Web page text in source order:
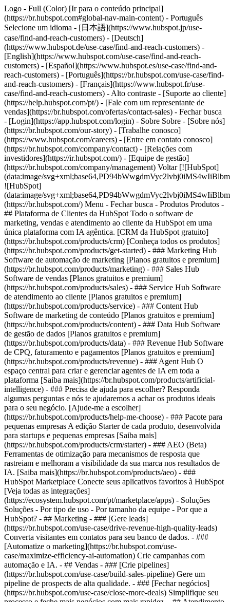
Logo - Full (Color) [Ir para o conteúdo principal]
(https://br.hubspot.com#global-nav-main-content) - Português
Selecione um idioma - [日本語](https://www.hubspot.jp/use-
case/find-and-reach-customers) - [Deutsch]
(https://www.hubspot.de/use-case/find-and-reach-customers) -
[English](https://www.hubspot.com/use-case/find-and-reach-
customers) - [Español](https://www.hubspot.es/use-case/find-and-
reach-customers) - [Português](https://br.hubspot.com/use-case/find-
and-reach-customers) - [Français](https://www.hubspot.fr/use-
case/find-and-reach-customers) - Alto contraste - [Suporte ao cliente]
(https://help.hubspot.com/pt/) - [Fale com um representante de
vendas](https://br.hubspot.com/ofertas/contact-sales) - Fechar busca
- [Login](https://app.hubspot.com/login) - Sobre Sobre - [Sobre nós]
(https://br.hubspot.com/our-story) - [Trabalhe conosco]
(https://www.hubspot.com/careers) - [Entre em contato conosco]
(https://br.hubspot.com/company/contact) - [Relações com
investidores](https://ir.hubspot.com/) - [Equipe de gestão]
(https://br.hubspot.com/company/management) Voltar [![HubSpot]
(data:image/
![HubSpot]
(data:image/
(https://br.hubspot.com/) Menu - Fechar busca - Produtos Produtos -
## Plataforma de Clientes da HubSpot Todo o software de
marketing, vendas e atendimento ao cliente da HubSpot em uma
única plataforma com IA agêntica. [CRM da HubSpot gratuito]
(https://br.hubspot.com/products/crm) [Conheça todos os produtos]
(https://br.hubspot.com/products/get-started) - ### Marketing Hub
Software de automação de marketing [Planos gratuitos e premium]
(https://br.hubspot.com/products/marketing) - ### Sales Hub
Software de vendas [Planos gratuitos e premium]
(https://br.hubspot.com/products/sales) - ### Service Hub Software
de atendimento ao cliente [Planos gratuitos e premium]
(https://br.hubspot.com/products/service) - ### Content Hub
Software de marketing de conteúdo [Planos gratuitos e premium]
(https://br.hubspot.com/products/content) - ### Data Hub Software
de gestão de dados [Planos gratuitos e premium]
(https://br.hubspot.com/products/data) - ### Revenue Hub Software
de CPQ, faturamento e pagamentos [Planos gratuitos e premium]
(https://br.hubspot.com/products/revenue) - ### Agent Hub O
espaço central para criar e gerenciar agentes de IA em toda a
plataforma [Saiba mais](https://br.hubspot.com/products/artificial-
intelligence) - ### Precisa de ajuda para escolher? Responda
algumas perguntas e nós te ajudaremos a achar os produtos ideais
para o seu negócio. [Ajude-me a escolher]
(https://br.hubspot.com/products/help-me-choose) - ### Pacote para
pequenas empresas A edição Starter de cada produto, desenvolvida
para startups e pequenas empresas [Saiba mais]
(https://br.hubspot.com/products/crm/starter) - ### AEO (Beta)
Ferramentas de otimização para mecanismos de resposta que
rastreiam e melhoram a visibilidade da sua marca nos resultados de
IA. [Saiba mais](https://br.hubspot.com/products/aeo) - ###
HubSpot Marketplace Conecte seus aplicativos favoritos à HubSpot
[Veja todas as integrações]
(https://ecosystem.hubspot.com/pt/marketplace/apps) - Soluções
Soluções - Por tipo de uso - Por tamanho da equipe - Por que a
HubSpot? - ## Marketing - ### [Gere leads]
(https://br.hubspot.com/use-case/drive-revenue-high-quality-leads)
Converta visitantes em contatos para seu banco de dados. - ###
[Automatize o marketing](https://br.hubspot.com/use-
case/maximize-efficiency-ai-automation) Crie campanhas com
automação e IA. - ## Vendas - ### [Crie pipelines]
(https://br.hubspot.com/use-case/build-sales-pipeline) Gere um
pipeline de prospects de alta qualidade. - ### [Fechar negócios]
(https://br.hubspot.com/use-case/close-more-deals) Simplifique seu